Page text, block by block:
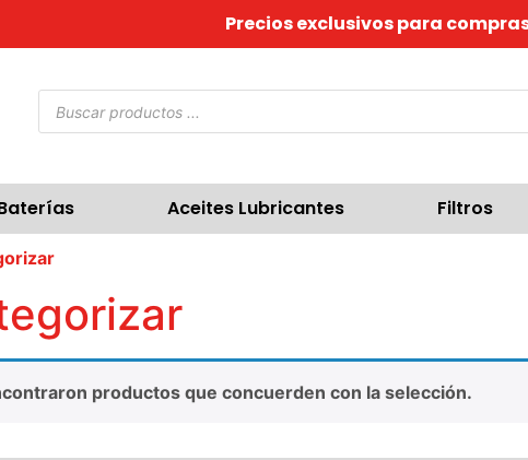
Precios exclusivos para
Aceites Lubricantes Filtros
productos que concuerden con la selección.